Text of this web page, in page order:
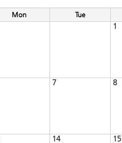
Mon Tue
1
7 8
14 15